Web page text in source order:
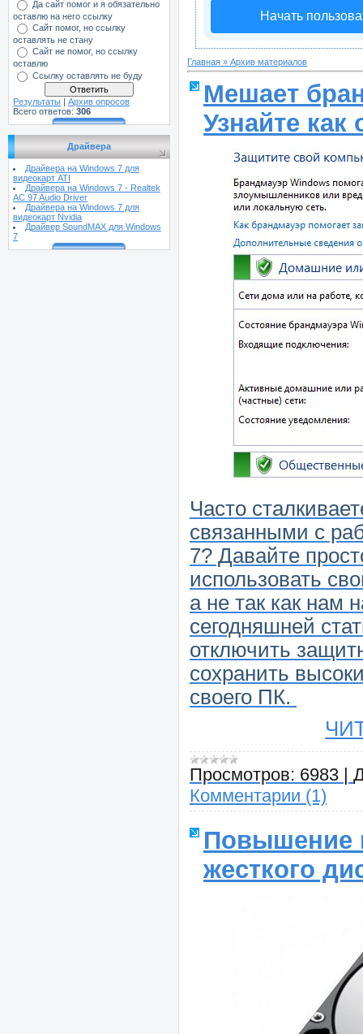
Да сайт помог и я обязательно
оставлю на него ссылку
Сайт помог, но ссылку
оставлять не стану
Сайт не помог, но ссылку
оставлю
Ссылку оставлять не буду
Результаты | Архив опросов
Всего ответов: 306
Драйвера
Драйвера на Windows 7 для
видеокарт ATI
Драйвера на Windows 7 - Realtek
AC 97 Audio Driver
Драйвера на Windows 7 для
видеокарт Nvidia
Драйвер SoundMAX для Windows
7
Начать
Главная » Архив материалов
Мешает
Узнайте как
Часто
связанными с
7? Давайте
использовать
а не так как нам
сегодняшней
отключить
сохранить
своего ПК.
Просмотров: 6983 |
Комментарии (1)
Повышение
жесткого